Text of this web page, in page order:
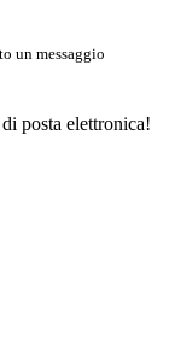
un messaggio
posta elettronica!